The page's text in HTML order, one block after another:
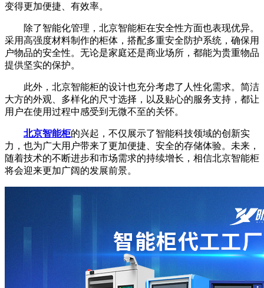
变得更加便捷、有效率。
除了智能化管理，北京智能柜在安全性方面也表现优异。
采用高强度材料制作的柜体，搭配多重安全防护系统，确保用
户物品的安全性。无论是家庭还是商业场所，都能为贵重物品
提供坚实的保护。
此外，北京智能柜的设计也充分考虑了人性化需求。简洁
大方的外观、多样化的尺寸选择，以及贴心的服务支持，都让
用户在使用过程中感受到无微不至的关怀。
北京智能柜的兴起，不仅展示了智能科技领域的创新实
力，也为广大用户带来了更加便捷、安全的存储体验。未来，
随着技术的不断进步和市场需求的持续增长，相信北京智能柜
将会迎来更加广阔的发展前景。